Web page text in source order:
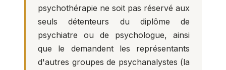
psychothérapie ne soit pas réservé aux
seuls détenteurs du diplôme de
psychiatre ou de psychologue, ainsi
que le demandent les représentants
d'autres groupes de psychanalystes (la